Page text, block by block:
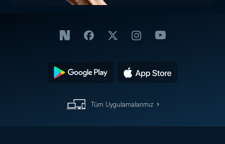
Tüm Uygulamalarımız